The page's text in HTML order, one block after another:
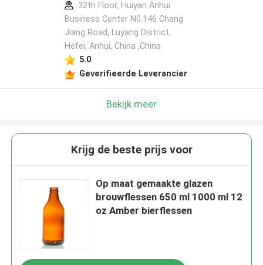
32th Floor, Huiyan Anhui
Business Center N0.146 Chang
Jiang Road, Luyang District,
Hefei, Anhui, China ,China
5.0
Geverifieerde Leverancier
Bekijk meer
Krijg de beste prijs voor
Op maat gemaakte glazen
brouwflessen 650 ml 1000 ml 12
oz Amber bierflessen